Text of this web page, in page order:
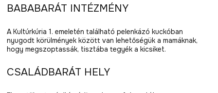
BABABARÁT INTÉZMÉNY
A Kultúrkúria 1. emeletén található pelenkázó kuckóban
nyugodt körülmények között van lehetőségük a mamáknak,
hogy megszoptassák, tisztába tegyék a kicsiket.
CSALÁDBARÁT HELY